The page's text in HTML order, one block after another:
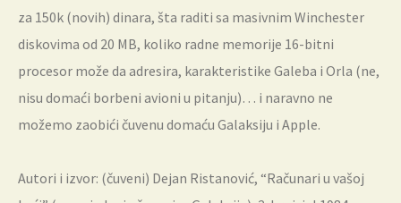
za 150k (novih) dinara, šta raditi sa masivnim Winchester
diskovima od 20 MB, koliko radne memorije 16-bitni
procesor može da adresira, karakteristike Galeba i Orla (ne,
nisu domaći borbeni avioni u pitanju)… i naravno ne
možemo zaobići čuvenu domaću Galaksiju i Apple.
Autori i izvor: (čuveni) Dejan Ristanović, “Računari u vašoj